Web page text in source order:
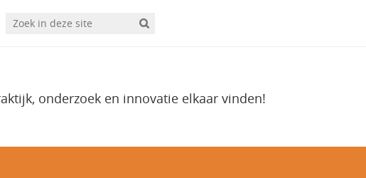
onderzoek en innovatie elkaar vinden!